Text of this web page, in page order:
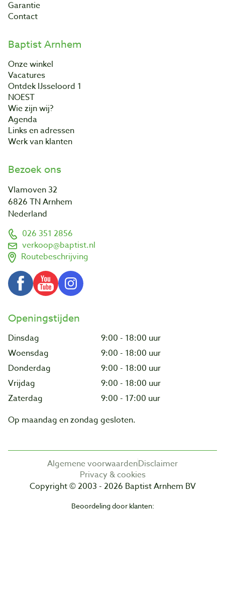
Garantie
Contact
Baptist Arnhem
Onze winkel
Vacatures
Ontdek IJsseloord 1
NOEST
Wie zijn wij?
Agenda
Links en adressen
Werk van klanten
Bezoek ons
Vlamoven 32
6826 TN Arnhem
Nederland
026 351 2856
verkoop@baptist.nl
Routebeschrijving
Openingstijden
Dinsdag
9:00 - 18:00 uur
Woensdag
9:00 - 18:00 uur
Donderdag
9:00 - 18:00 uur
Vrijdag
9:00 - 18:00 uur
Zaterdag
9:00 - 17:00 uur
Op maandag en zondag gesloten.
Algemene voorwaardenDisclaimer
Privacy & cookies
Copyright © 2003 - 2026 Baptist Arnhem BV
Beoordeling door klanten: